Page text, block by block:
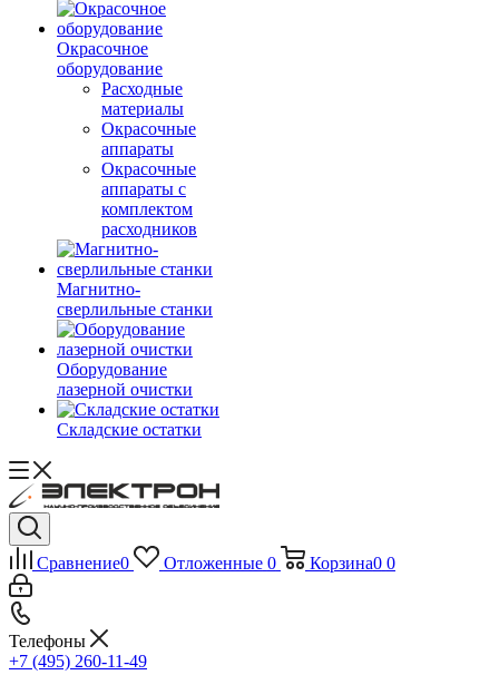
Окрасочное
оборудование
Расходные
материалы
Окрасочные
аппараты
Окрасочные
аппараты с
комплектом
расходников
Магнитно-
сверлильные станки
Оборудование
лазерной очистки
Складские остатки
Сравнение0 Отложенные 0 Корзина0 0
Телефоны
+7 (495) 260-11-49